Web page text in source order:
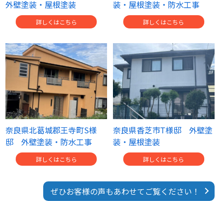
外壁塗装・屋根塗装
詳しくはこちら
装・屋根塗装・防水工事
詳しくはこちら
奈良県北葛城郡王寺町S様
邸 外壁塗装・防水工事
詳しくはこちら
奈良県香芝市T様邸 外壁塗
装・屋根塗装
詳しくはこちら
ぜひお客様の声もあわせてご覧ください！